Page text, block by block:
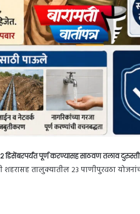
२ डिसेंबरपर्यंत पूर्ण करण्यासह साठवण तलाव
शहरासह तालुक्यातील २३ पाणीपुरवठा